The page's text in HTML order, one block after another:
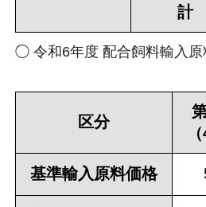
計
◯ 令和6年度 配合飼料輸入原
区分
基準輸入原料価格